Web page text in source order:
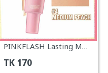
PINKFLASH Lasting Matte Foundation#4
TK 170